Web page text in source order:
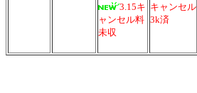
3.15キ
ャンセル料
未収
キャンセル
3k済